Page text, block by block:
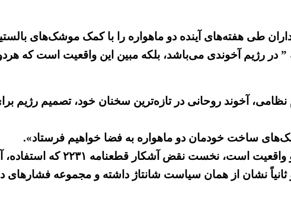
طی هفته‌های آینده دو ماهواره را با کمک موشک‌های
” در رژیم آخوندی می‌باشد، بلکه مبین این واقعیت است که
آخوند روحانی در تازه‌ترین سخنان خود، تصمیم رژیم
ساخت خودمان دو ماهواره به فضا خواهیم فرستاد».
به گفته بسیاری از کارشناسان،
نشان از همان سیاست شانتاژ داشته و مجموعه فشارهای